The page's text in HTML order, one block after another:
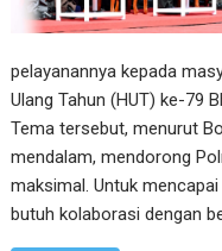
pelayanannya kepada
Ulang Tahun (HUT) ke-79
Tema tersebut, menurut
mendalam, mendorong
maksimal. Untuk
butuh kolaborasi dengan